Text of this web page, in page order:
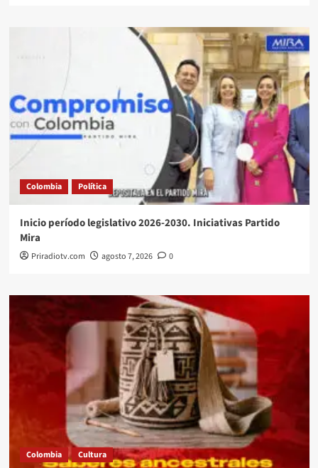
Colombia Política
Inicio período legislativo 2026-2030. Iniciativas Partido
Mira
Priradiotv.com agosto 7, 2026 0
Colombia Cultura